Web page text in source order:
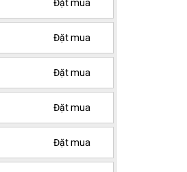
Đặt mua
Đặt mua
Đặt mua
Đặt mua
Đặt mua